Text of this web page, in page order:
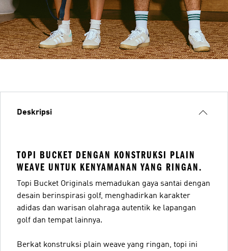
Deskripsi
TOPI BUCKET DENGAN KONSTRUKSI PLAIN
WEAVE UNTUK KENYAMANAN YANG RINGAN.
Topi Bucket Originals memadukan gaya santai dengan
desain berinspirasi golf, menghadirkan karakter
adidas dan warisan olahraga autentik ke lapangan
golf dan tempat lainnya.
Berkat konstruksi plain weave yang ringan, topi ini